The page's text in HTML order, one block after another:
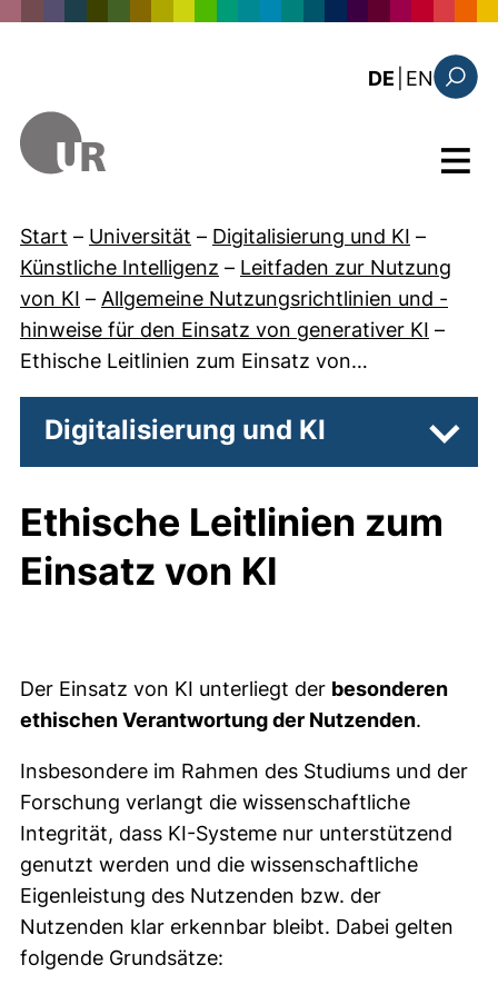
DE EN: this
Menü
Start – Universität – Digitalisierung und KI –
Künstliche Intelligenz – Leitfaden zur Nutzung
von KI – Allgemeine Nutzungsrichtlinien und -
hinweise für den Einsatz von generativer KI –
Ethische Leitlinien zum Einsatz von…
Digitalisierung und KI
Ethische Leitlinien zum
Einsatz von KI
Der Einsatz von KI unterliegt der besonderen
ethischen Verantwortung der Nutzenden.
Insbesondere im Rahmen des Studiums und der
Forschung verlangt die wissenschaftliche
Integrität, dass KI-Systeme nur unterstützend
genutzt werden und die wissenschaftliche
Eigenleistung des Nutzenden bzw. der
Nutzenden klar erkennbar bleibt. Dabei gelten
folgende Grundsätze: